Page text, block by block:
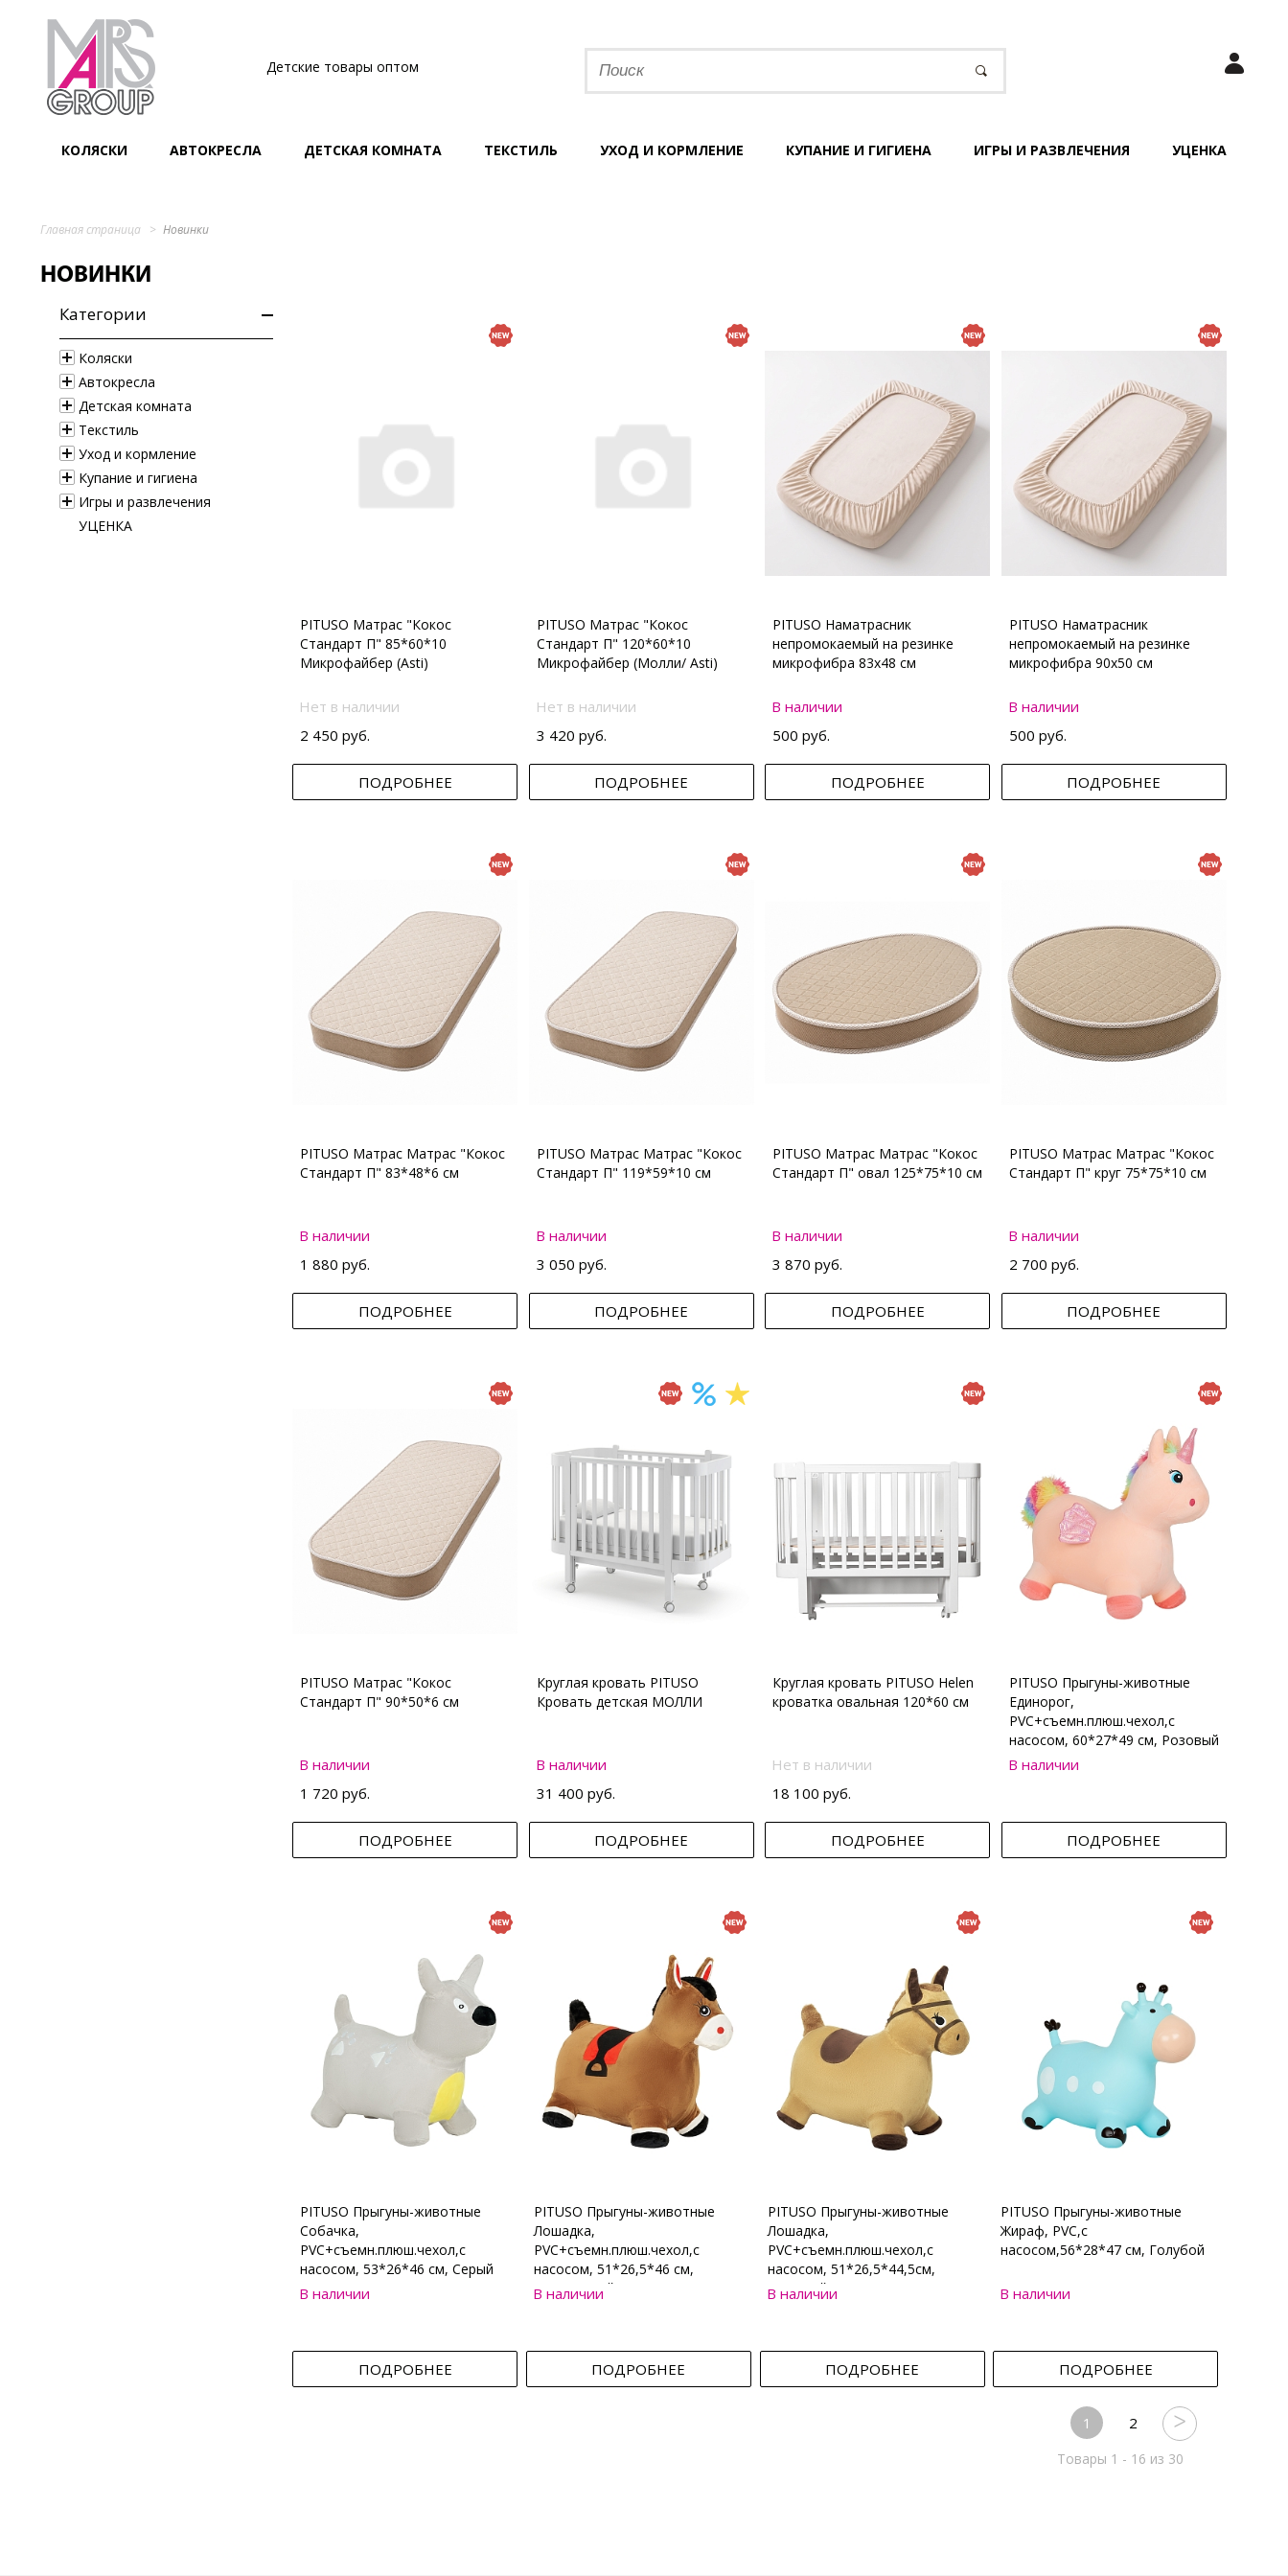
Детские товары оптом
КОЛЯСКИ АВТОКРЕСЛА ДЕТСКАЯ КОМНАТА ТЕКСТИЛЬ УХОД И КОРМЛЕНИЕ КУПАНИЕ И ГИГИЕНА ИГРЫ И РАЗВЛЕЧЕНИЯ УЦЕНКА
Главная страница Новинки
НОВИНКИ
Категории
Коляски
Автокресла
Детская комната
Текстиль
Уход и кормление
Купание и гигиена
Игры и развлечения
УЦЕНКА
PITUSO Матрас "Кокос
Стандарт П" 85*60*10
Микрофайбер (Asti)
Нет в наличии
2 450 руб.
ПОДРОБНЕЕ
PITUSO Матрас "Кокос
Стандарт П" 120*60*10
Микрофайбер (Молли/ Asti)
Нет в наличии
3 420 руб.
ПОДРОБНЕЕ
PITUSO Наматрасник
непромокаемый на резинке
микрофибра 83х48 см
В наличии
500 руб.
ПОДРОБНЕЕ
PITUSO Наматрасник
непромокаемый на резинке
микрофибра 90х50 см
В наличии
500 руб.
ПОДРОБНЕЕ
PITUSO Матрас Матрас "Кокос
Стандарт П" 83*48*6 см
В наличии
1 880 руб.
ПОДРОБНЕЕ
PITUSO Матрас Матрас "Кокос
Стандарт П" 119*59*10 см
В наличии
3 050 руб.
ПОДРОБНЕЕ
PITUSO Матрас Матрас "Кокос
Стандарт П" овал 125*75*10 см
В наличии
3 870 руб.
ПОДРОБНЕЕ
PITUSO Матрас Матрас "Кокос
Стандарт П" круг 75*75*10 см
В наличии
2 700 руб.
ПОДРОБНЕЕ
PITUSO Матрас "Кокос
Стандарт П" 90*50*6 см
В наличии
1 720 руб.
ПОДРОБНЕЕ
Круглая кровать PITUSO
Кровать детская МОЛЛИ
В наличии
31 400 руб.
ПОДРОБНЕЕ
Круглая кровать PITUSO Helen
кроватка овальная 120*60 см
Нет в наличии
18 100 руб.
ПОДРОБНЕЕ
PITUSO Прыгуны-животные
Единорог,
PVC+съемн.плюш.чехол,с
насосом, 60*27*49 см, Розовый
В наличии
ПОДРОБНЕЕ
PITUSO Прыгуны-животные
Собачка,
PVC+съемн.плюш.чехол,с
насосом, 53*26*46 см, Серый
В наличии
ПОДРОБНЕЕ
PITUSO Прыгуны-животные
Лошадка,
PVC+съемн.плюш.чехол,с
насосом, 51*26,5*46 см,
Коричневый
В наличии
ПОДРОБНЕЕ
PITUSO Прыгуны-животные
Лошадка,
PVC+съемн.плюш.чехол,с
насосом, 51*26,5*44,5см,
Бежевый
В наличии
ПОДРОБНЕЕ
PITUSO Прыгуны-животные
Жираф, PVC,с
насосом,56*28*47 см, Голубой
В наличии
ПОДРОБНЕЕ
1 2
Товары 1 - 16 из 30